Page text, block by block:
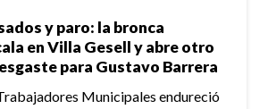
y paro: la bronca
en Villa Gesell y abre otro
para Gustavo Barrera
Municipales endureció